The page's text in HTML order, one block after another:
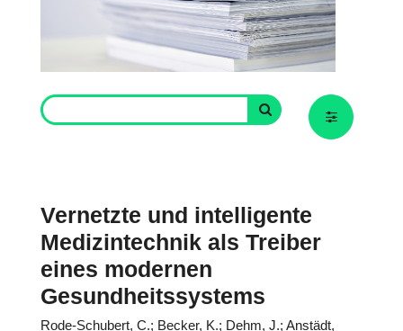
Vernetzte und intelligente
Medizintechnik als Treiber
eines modernen
Gesundheitssystems
Rode-Schubert, C.; Becker, K.; Dehm, J.; Anstädt,